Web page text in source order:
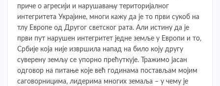
приче о агресији и нарушавању територијалног
интегритета Украјине, многи кажу да је то први сукоб на
тлу Европе од Другог светског рата. Али истину да је
први пут нарушен интегритет једне земље у Европи и то,
Србије која није извршила напад на било коју другу
суверену земљу се упорно прећуткује. Тражимо јасан
одговор на питање које већ годинама постављам мојим
саговорницима, лидерима многих земаља – у чему је